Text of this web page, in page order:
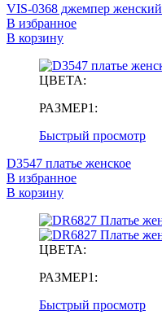
VIS-0368 джемпер женский
В избранное
В корзину
ЦВЕТА:
РАЗМЕР1:
Быстрый просмотр
D3547 платье женское
В избранное
В корзину
ЦВЕТА:
РАЗМЕР1:
Быстрый просмотр